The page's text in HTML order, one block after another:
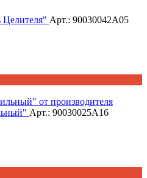
Арт.: 90030042А05
Арт.: 90030025А16